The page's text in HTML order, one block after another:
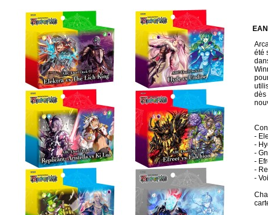
été
dès
-
-
-
-
-
-